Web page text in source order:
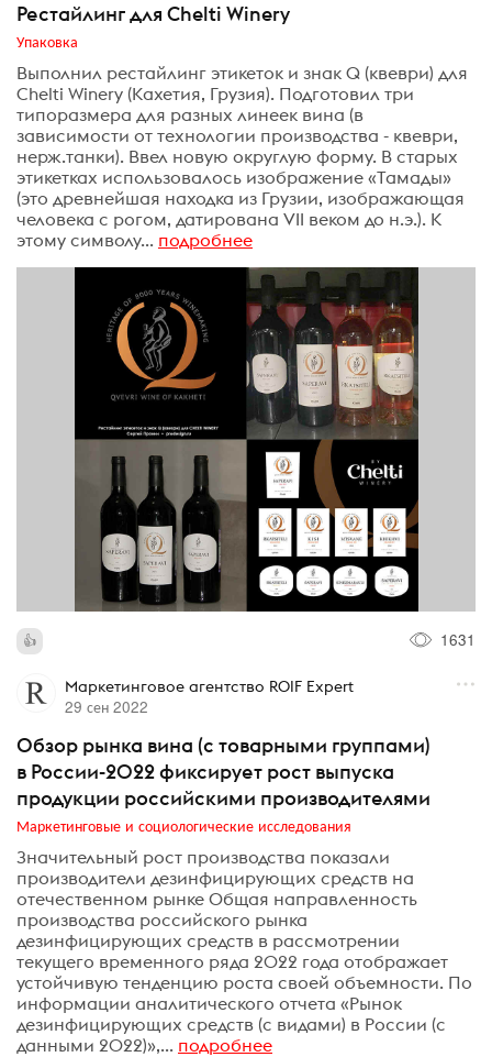
Рестайлинг для Chelti Winery
Упаковка
Выполнил рестайлинг этикеток и знак Q (квеври) для
Chelti Winery (Кахетия, Грузия). Подготовил три
типоразмера для разных линеек вина (в
зависимости от технологии производства - квеври,
нерж.танки). Ввел новую округлую форму. В старых
этикетках использовалось изображение «Тамады»
(это древнейшая находка из Грузии, изображающая
человека с рогом, датирована VII веком до н.э.). К
этому символу... подробнее
1631
Маркетинговое агентство ROIF Expert
29 сен 2022
Обзор рынка вина (с товарными группами)
в России-2022 фиксирует рост выпуска
продукции российскими производителями
Маркетинговые и социологические исследования
Значительный рост производства показали
производители дезинфицирующих средств на
отечественном рынке Общая направленность
производства российского рынка
дезинфицирующих средств в рассмотрении
текущего временного ряда 2022 года отображает
устойчивую тенденцию роста своей объемности. По
информации аналитического отчета «Рынок
дезинфицирующих средств (с видами) в России (с
данными 2022)»,... подробнее